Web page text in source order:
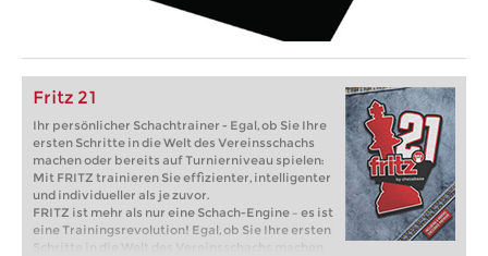
Fritz 21
Ihr persönlicher Schachtrainer - Egal, ob Sie Ihre
ersten Schritte in die Welt des Vereinsschachs
machen oder bereits auf Turnierniveau spielen:
Mit FRITZ trainieren Sie effizienter, intelligenter
und individueller als je zuvor.
FRITZ ist mehr als nur eine Schach-Engine – es ist
eine Trainingsrevolution! Egal, ob Sie Ihre ersten
Schritte in die Welt des Vereinsschachs machen